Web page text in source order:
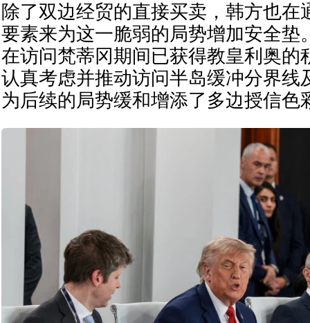
除了双边经贸的直接买卖，韩方也在
要素来为这一脆弱的局势增加安全垫
在访问梵蒂冈期间已获得教皇利奥的
认真考虑并推动访问半岛缓冲分界线
为后续的局势缓和增添了多边授信色